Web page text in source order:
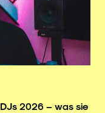
2026 – was sie